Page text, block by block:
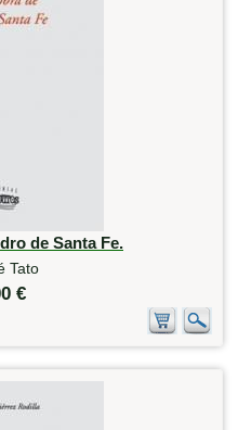
de Santa Fe.
Tato
€